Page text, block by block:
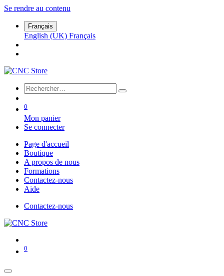
Se rendre au contenu
Français
English (UK) Français
0
Mon panier
Se connecter
Page d'accueil
Boutique
A propos de nous
Formations
Contactez-nous
Aide
Contactez-nous
0